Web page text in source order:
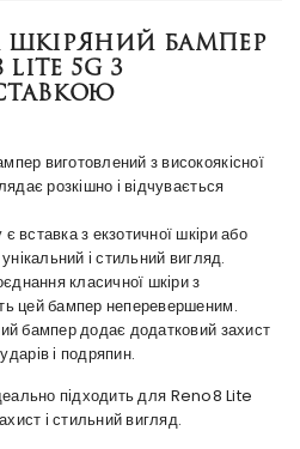
ШКІРЯНИЙ БАМПЕР
LITE 5G З
виготовлений з високоякісної
розкішно і відчувається
вставка з екзотичної шкіри або
і стильний вигляд.
класичної шкіри з
цей бампер неперевершеним.
бампер додає додатковий захист
і подряпин.
підходить для Reno8 Lite
і стильний вигляд.